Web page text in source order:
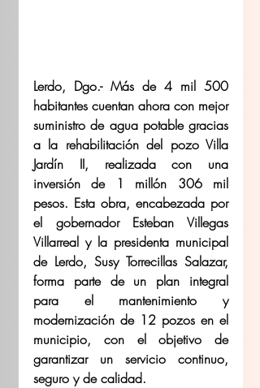
Lerdo, Dgo.- Más de 4 mil 500
habitantes cuentan ahora con mejor
suministro de agua potable gracias
a la rehabilitación del pozo Villa
Jardín II, realizada con una
inversión de 1 millón 306 mil
pesos. Esta obra, encabezada por
el gobernador Esteban Villegas
Villarreal y la presidenta municipal
de Lerdo, Susy Torrecillas Salazar,
forma parte de un plan integral
para el mantenimiento y
modernización de 12 pozos en el
municipio, con el objetivo de
garantizar un servicio continuo,
seguro y de calidad.